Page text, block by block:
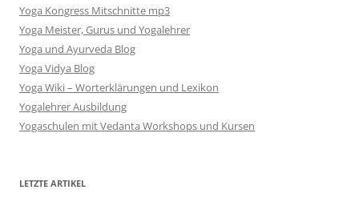
Yoga Kongress Mitschnitte mp3
Yoga Meister, Gurus und Yogalehrer
Yoga und Ayurveda Blog
Yoga Vidya Blog
Yoga Wiki – Worterklärungen und Lexikon
Yogalehrer Ausbildung
Yogaschulen mit Vedanta Workshops und Kursen
LETZTE ARTIKEL